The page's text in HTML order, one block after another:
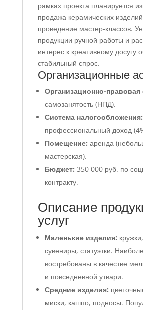
рамках проекта планируется
продажа керамических
проведение мастер-классов.
продукции ручной работы и
интерес к креативному досугу
стабильный спрос.
Организационные
Организационно-
самозанятость (НПД).
Система налогообложения:
профессиональный доход
Помещение: аренда
мастерская).
Бюджет: 350 000 руб. по
контракту.
Описание
услуг
Маленькие изделия:
сувениры, статуэтки.
востребованы в качестве
и повседневной утвари.
Средние изделия:
миски, кашпо, подносы.